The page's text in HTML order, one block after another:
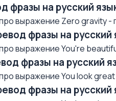
фразы на русский
выражение Zero gravity -
фразы на русский
выражение You're
фразы на русский
выражение You look
фразы на